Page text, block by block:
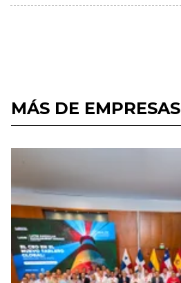
MÁS DE EMPRESAS